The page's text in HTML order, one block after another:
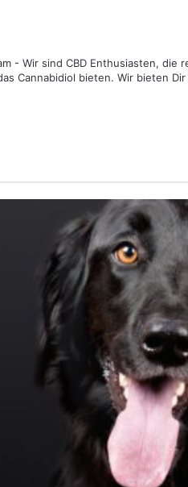
- Wir sind CBD Enthusiasten,
Cannabidiol bieten. Wir bieten